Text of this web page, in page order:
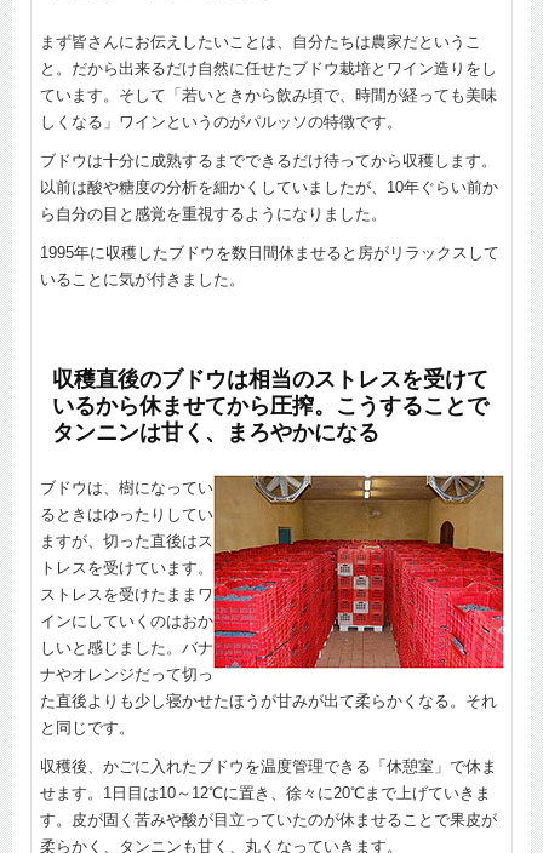
まず皆さんにお伝えしたいことは、自分たちは農家だというこ
と。だから出来るだけ自然に任せたブドウ栽培とワイン造りをし
ています。そして「若いときから飲み頃で、時間が経っても美味
しくなる」ワインというのがパルッソの特徴です。
ブドウは十分に成熟するまでできるだけ待ってから収穫します。
以前は酸や糖度の分析を細かくしていましたが、10年ぐらい前か
ら自分の目と感覚を重視するようになりました。
1995年に収穫したブドウを数日間休ませると房がリラックスして
いることに気が付きました。
収穫直後のブドウは相当のストレスを受けて
いるから休ませてから圧搾。こうすることで
タンニンは甘く、まろやかになる
ブドウは、樹になってい
るときはゆったりしてい
ますが、切った直後はス
トレスを受けています。
ストレスを受けたままワ
インにしていくのはおか
しいと感じました。バナ
ナやオレンジだって切っ
た直後よりも少し寝かせたほうが甘みが出て柔らかくなる。それ
と同じです。
収穫後、かごに入れたブドウを温度管理できる「休憩室」で休ま
せます。1日目は10～12℃に置き、徐々に20℃まで上げていきま
す。皮が固く苦みや酸が目立っていたのが休ませることで果皮が
柔らかく、タンニンも甘く、丸くなっていきます。